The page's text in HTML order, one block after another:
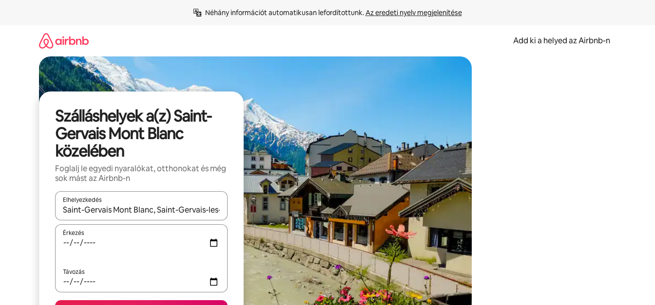
Néhány információt automatikusan lefordítottunk. Az eredeti nyelv megjelenítése
Add ki a helyed az Airbnb-n
Szálláshelyek a(z) Saint-
Gervais Mont Blanc
közelében
Foglalj le egyedi nyaralókat, otthonokat és még
sok mást az Airbnb-n
Elhelyezkedés
Az eredmények között a felfelé és a lefelé nyíllal navigálhatsz, illetve érintő és lapozó mozdulatokkal is felfedezheted őket.
Érkezés
Távozás